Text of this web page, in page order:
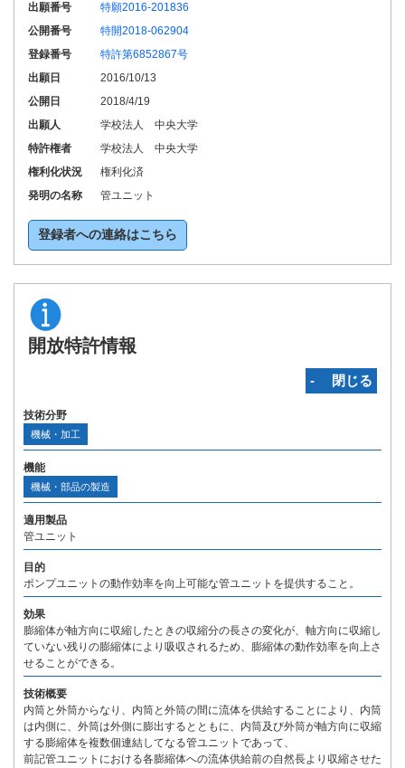
出願番号
特願2016-201836
公開番号
特開2018-062904
登録番号
特許第6852867号
出願日
2016/10/13
公開日
2018/4/19
出願人
学校法人 中央大学
特許権者
学校法人 中央大学
権利化状況
権利化済
発明の名称
管ユニット
登録者への連絡はこちら
開放特許情報
‐ 閉じる
技術分野
機械・加工
機能
機械・部品の製造
適用製品
管ユニット
目的
ポンプユニットの動作効率を向上可能な管ユニットを提供すること。
効果
膨縮体が軸方向に収縮したときの収縮分の長さの変化が、軸方向に収縮し
ていない残りの膨縮体により吸収されるため、膨縮体の動作効率を向上さ
せることができる。
技術概要
内筒と外筒からなり、内筒と外筒の間に流体を供給することにより、内筒
は内側に、外筒は外側に膨出するとともに、内筒及び外筒が軸方向に収縮
する膨縮体を複数個連結してなる管ユニットであって、
前記管ユニットにおける各膨縮体への流体供給前の自然長より収縮させた